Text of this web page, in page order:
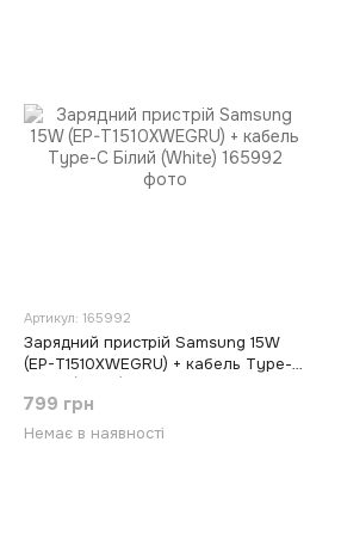
Артикул: 165992
Зарядний пристрій Samsung 15W
(EP-T1510XWEGRU) + кабель Type-C
799 грн
Немає в наявності